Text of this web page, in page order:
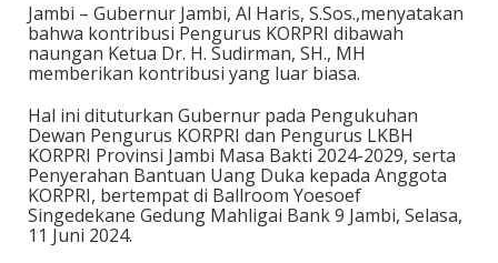
Jambi – Gubernur Jambi, Al Haris, S.Sos.,menyatakan
bahwa kontribusi Pengurus KORPRI dibawah
naungan Ketua Dr. H. Sudirman, SH., MH
memberikan kontribusi yang luar biasa.
Hal ini dituturkan Gubernur pada Pengukuhan
Dewan Pengurus KORPRI dan Pengurus LKBH
KORPRI Provinsi Jambi Masa Bakti 2024-2029, serta
Penyerahan Bantuan Uang Duka kepada Anggota
KORPRI, bertempat di Ballroom Yoesoef
Singedekane Gedung Mahligai Bank 9 Jambi, Selasa,
11 Juni 2024.